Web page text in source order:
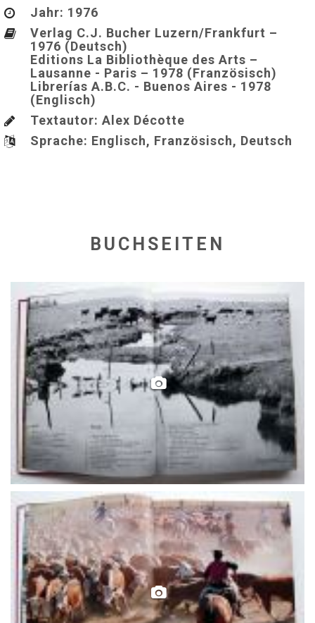
Jahr: 1976
Verlag C.J. Bucher Luzern/Frankfurt –
1976 (Deutsch)
Editions La Bibliothèque des Arts –
Lausanne - Paris – 1978 (Französisch)
Librerías A.B.C. - Buenos Aires - 1978
(Englisch)
Textautor: Alex Décotte
Sprache: Englisch, Französisch, Deutsch
BUCHSEITEN